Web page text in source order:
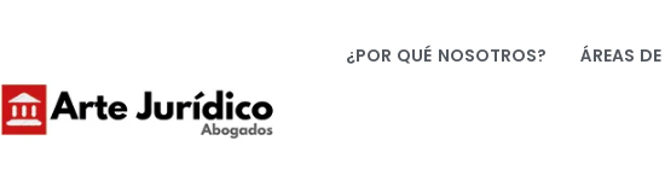
¿POR QUÉ NOSOTROS? ÁREAS